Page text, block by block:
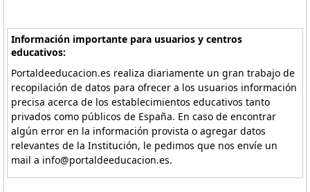
Información importante para usuarios y centros
educativos:
Portaldeeducacion.es realiza diariamente un gran trabajo de
recopilación de datos para ofrecer a los usuarios información
precisa acerca de los establecimientos educativos tanto
privados como públicos de España. En caso de encontrar
algún error en la información provista o agregar datos
relevantes de la Institución, le pedimos que nos envíe un
mail a info@portaldeeducacion.es.